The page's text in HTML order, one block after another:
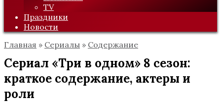
TV
Праздники
Новости
Главная » Сериалы » Содержание
Сериал «Три в одном» 8 сезон:
краткое содержание, актеры и
роли